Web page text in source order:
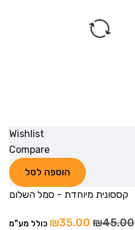
Wishlist
Compare
הוספה לסל
קססונית מיוחדת - סמל השלום
₪45.00
₪35.00 כולל מע"מ